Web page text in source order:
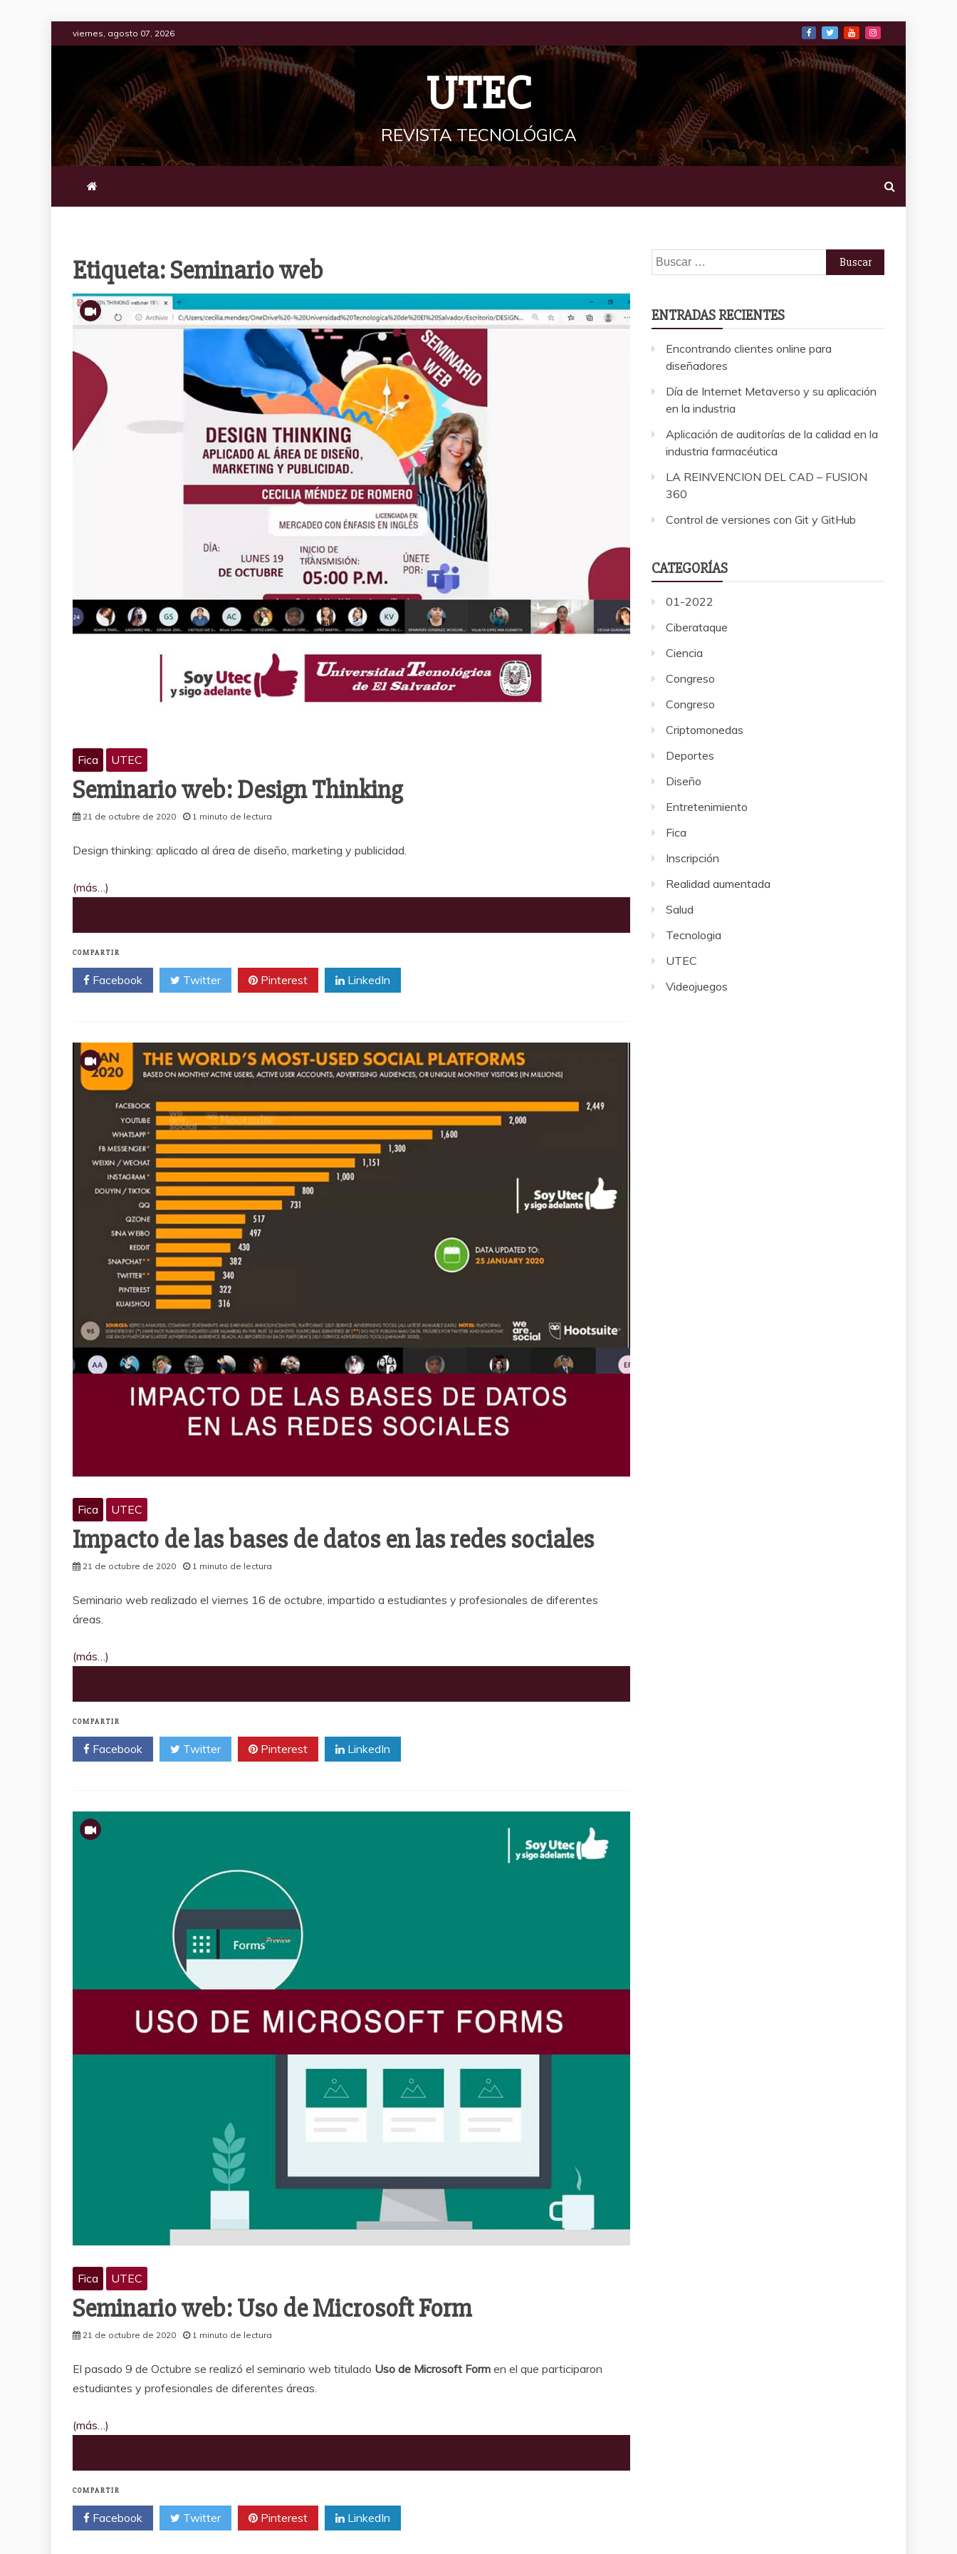
Saltar
al
viernes, agosto 07, 2026
UTEC
REVISTA TECNOLÓGICA
Etiqueta:Seminario web
Fica UTEC
Seminario web: Design Thinking
21 de octubre de 2020 1 minuto de lectura
Design thinking: aplicado al área de diseño, marketing y publicidad.
(más…)
COMPARTIR
Facebook Twitter Pinterest LinkedIn
Fica UTEC
Impacto de las bases de datos en las redes sociales
21 de octubre de 2020 1 minuto de lectura
Seminario web realizado el viernes 16 de octubre, impartido a estudiantes y profesionales de diferentes
áreas.
(más…)
COMPARTIR
Facebook Twitter Pinterest LinkedIn
Fica UTEC
Seminario web: Uso de Microsoft Form
21 de octubre de 2020 1 minuto de lectura
El pasado 9 de Octubre se realizó el seminario web titulado Uso de Microsoft Form en el que participaron
estudiantes y profesionales de diferentes áreas.
(más…)
COMPARTIR
Facebook Twitter Pinterest LinkedIn
Buscar:
ENTRADAS RECIENTES
Encontrando clientes online para
diseñadores
Día de Internet Metaverso y su aplicación
en la industria
Aplicación de auditorías de la calidad en la
industria farmacéutica
LA REINVENCION DEL CAD – FUSION
360
Control de versiones con Git y GitHub
CATEGORÍAS
01-2022
Ciberataque
Ciencia
Congreso
Congreso
Criptomonedas
Deportes
Diseño
Entretenimiento
Fica
Inscripción
Realidad aumentada
Salud
Tecnologia
UTEC
Videojuegos